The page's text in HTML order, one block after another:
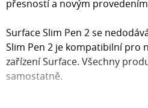
přesností a novým
Surface Slim Pen 2 se
Slim Pen 2 je kompatibilní pro
zařízení Surface. Všechny
samostatně.